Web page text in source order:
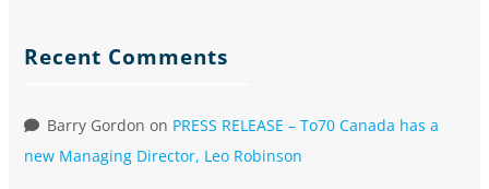
Recent Comments
Barry Gordon on PRESS RELEASE – To70 Canada has a
new Managing Director, Leo Robinson